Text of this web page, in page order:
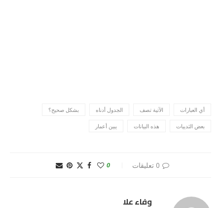
أي العبارات الآتية تصف الجدول أدناه بشكل صحيح؟
بعض الثدييات هذه البيانات يبين أعمار
0 تعليقات 0
وفاء علا